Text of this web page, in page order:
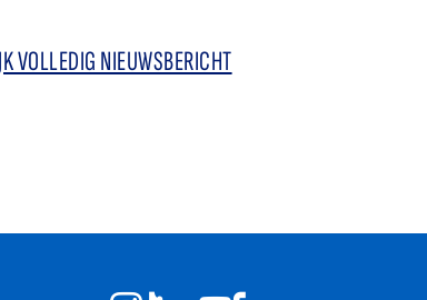
VOLLEDIG NIEUWSBERICHT